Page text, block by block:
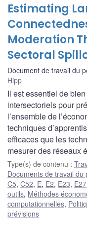
Estimating
Moderation
Sectoral
Document de travail du
Hipp
Il est essentiel de
intersectoriels pour
l’ensemble de
techniques
efficaces que les
mesurer des réseaux
Type(s) de contenu :
Documents de travail du
C5, C52, E, E2, E23, E27
outils, Méthodes
computationnelles,
prévisions